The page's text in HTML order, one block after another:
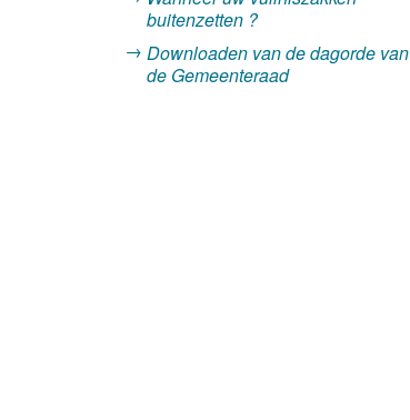
buitenzetten ?
Downloaden van de dagorde van
de Gemeenteraad